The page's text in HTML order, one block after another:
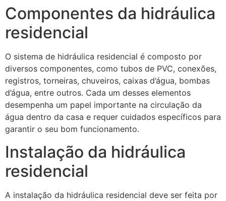
Componentes da hidráulica
residencial
O sistema de hidráulica residencial é composto por
diversos componentes, como tubos de PVC, conexões,
registros, torneiras, chuveiros, caixas d’água, bombas
d’água, entre outros. Cada um desses elementos
desempenha um papel importante na circulação da
água dentro da casa e requer cuidados específicos para
garantir o seu bom funcionamento.
Instalação da hidráulica
residencial
A instalação da hidráulica residencial deve ser feita por